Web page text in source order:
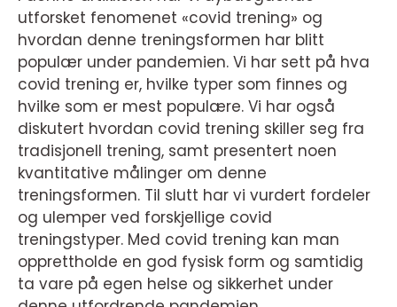
utforsket fenomenet «covid trening» og
hvordan denne treningsformen har blitt
populær under pandemien. Vi har sett på hva
covid trening er, hvilke typer som finnes og
hvilke som er mest populære. Vi har også
diskutert hvordan covid trening skiller seg fra
tradisjonell trening, samt presentert noen
kvantitative målinger om denne
treningsformen. Til slutt har vi vurdert fordeler
og ulemper ved forskjellige covid
treningstyper. Med covid trening kan man
opprettholde en god fysisk form og samtidig
ta vare på egen helse og sikkerhet under